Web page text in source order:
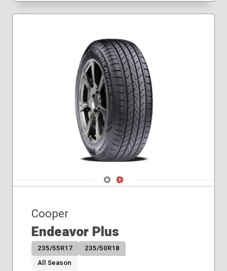
Navigate 1
Navigate 2
Cooper
Endeavor Plus
235/55R17
235/50R18
All Season